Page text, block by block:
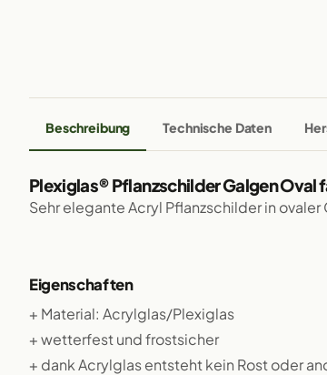
Beschreibung Technische Daten
Plexiglas® Pflanzschilder Galgen Oval
Sehr elegante Acryl Pflanzschilder in
Eigenschaften
+ Material: Acrylglas/Plexiglas
+ wetterfest und frostsicher
+ dank Acrylglas entsteht kein Rost oder